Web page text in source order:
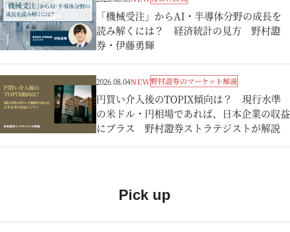
「機械受注」からAI・半導体分野の成長を
読み解くには？ 経済統計の見方 野村證
券・伊藤勇輝
2026.08.04NEW野村證券のマーケット解説
円買い介入後のTOPIX傾向は？ 現行水準
の米ドル・円相場であれば、日本企業の収益
にプラス 野村證券ストラテジストが解説
Pick up